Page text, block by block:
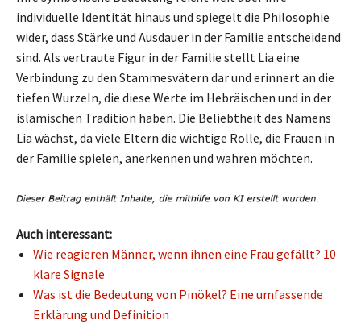
individuelle Identität hinaus und spiegelt die Philosophie
wider, dass Stärke und Ausdauer in der Familie entscheidend
sind. Als vertraute Figur in der Familie stellt Lia eine
Verbindung zu den Stammesvätern dar und erinnert an die
tiefen Wurzeln, die diese Werte im Hebräischen und in der
islamischen Tradition haben. Die Beliebtheit des Namens
Lia wächst, da viele Eltern die wichtige Rolle, die Frauen in
der Familie spielen, anerkennen und wahren möchten.
Auch interessant:
Wie reagieren Männer, wenn ihnen eine Frau gefällt? 10
klare Signale
Was ist die Bedeutung von Pinökel? Eine umfassende
Erklärung und Definition